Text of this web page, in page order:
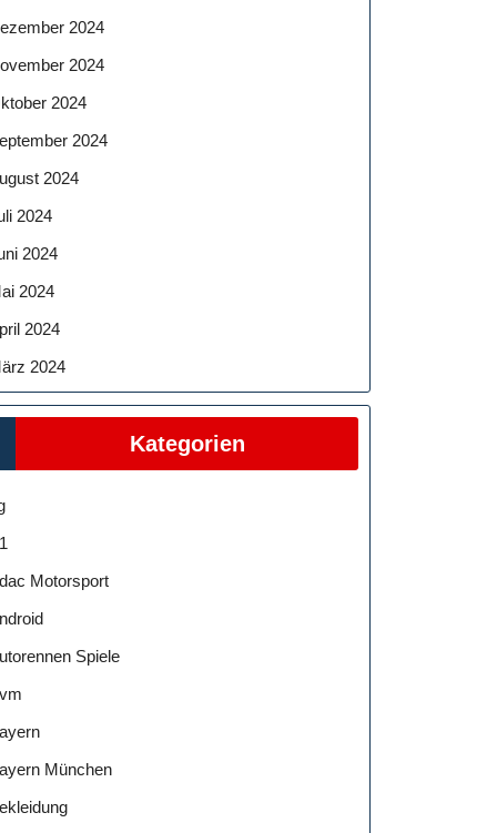
2024
2024
2024
2024
2024
2024
2024
2024
2024
2024
Kategorien
Motorsport
Spiele
München